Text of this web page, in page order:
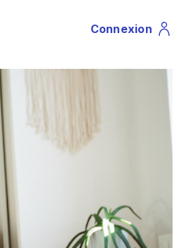
Profile
Connexion